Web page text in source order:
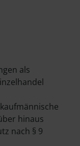
als
hinaus
nach § 9